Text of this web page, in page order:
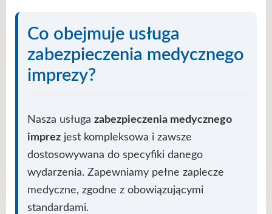
Co obejmuje usługa
zabezpieczenia medycznego
imprezy?
Nasza usługa zabezpieczenia medycznego
imprez jest kompleksowa i zawsze
dostosowywana do specyfiki danego
wydarzenia. Zapewniamy pełne zaplecze
medyczne, zgodne z obowiązującymi
standardami.